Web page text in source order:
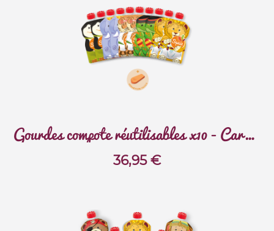
Gourdes compote réutilisables x10 - Carnaval
36,95€